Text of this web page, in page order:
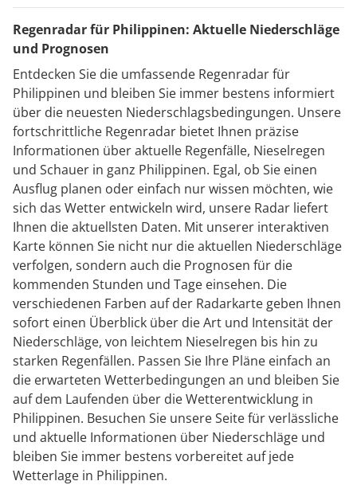
Regenradar für Philippinen: Aktuelle Niederschläge
und Prognosen
Entdecken Sie die umfassende Regenradar für
Philippinen und bleiben Sie immer bestens informiert
über die neuesten Niederschlagsbedingungen. Unsere
fortschrittliche Regenradar bietet Ihnen präzise
Informationen über aktuelle Regenfälle, Nieselregen
und Schauer in ganz Philippinen. Egal, ob Sie einen
Ausflug planen oder einfach nur wissen möchten, wie
sich das Wetter entwickeln wird, unsere Radar liefert
Ihnen die aktuellsten Daten. Mit unserer interaktiven
Karte können Sie nicht nur die aktuellen Niederschläge
verfolgen, sondern auch die Prognosen für die
kommenden Stunden und Tage einsehen. Die
verschiedenen Farben auf der Radarkarte geben Ihnen
sofort einen Überblick über die Art und Intensität der
Niederschläge, von leichtem Nieselregen bis hin zu
starken Regenfällen. Passen Sie Ihre Pläne einfach an
die erwarteten Wetterbedingungen an und bleiben Sie
auf dem Laufenden über die Wetterentwicklung in
Philippinen. Besuchen Sie unsere Seite für verlässliche
und aktuelle Informationen über Niederschläge und
bleiben Sie immer bestens vorbereitet auf jede
Wetterlage in Philippinen.